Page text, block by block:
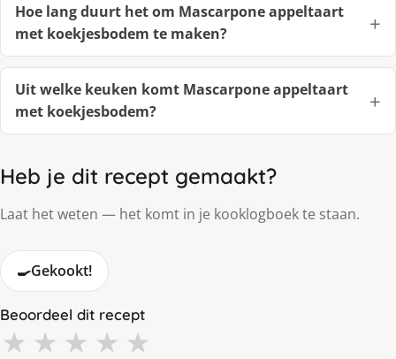
Hoe lang duurt het om Mascarpone appeltaart
met koekjesbodem te maken?
Uit welke keuken komt Mascarpone appeltaart
met koekjesbodem?
Heb je dit recept gemaakt?
Laat het weten — het komt in je kooklogboek te staan.
🍳Gekookt!
Beoordeel dit recept
★ ★ ★ ★ ★